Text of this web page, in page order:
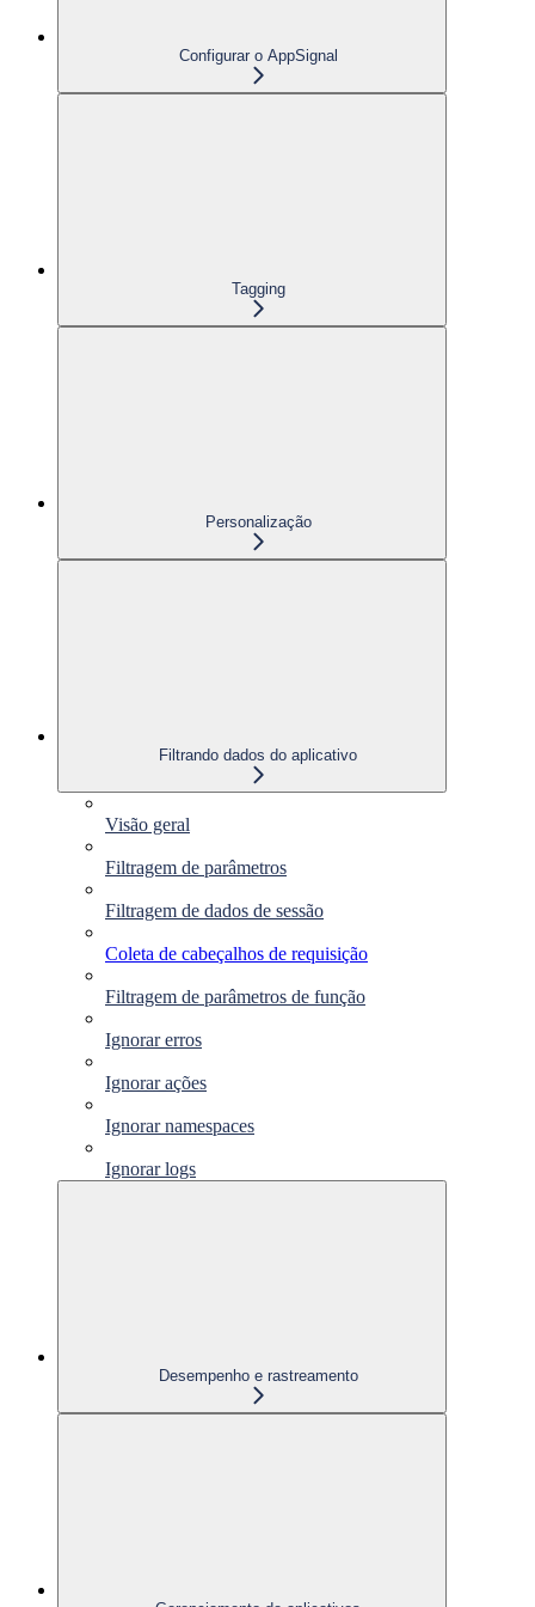
Configurar o AppSignal
Tagging
Personalização
Filtrando dados do aplicativo
Visão geral
Filtragem de parâmetros
Filtragem de dados de sessão
Coleta de cabeçalhos de requisição
Filtragem de parâmetros de função
Ignorar erros
Ignorar ações
Ignorar namespaces
Ignorar logs
Desempenho e rastreamento